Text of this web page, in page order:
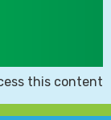
this content